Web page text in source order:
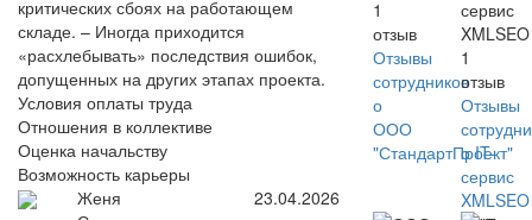
критических сбоях на работающем
складе. – Иногда приходится
«расхлебывать» последствия ошибок,
допущенных на других этапах проекта.
Условия оплаты труда
Отношения в коллективе
Оценка начальству
Возможность карьеры
Женя
23.04.2026
1
отзыв
Отзывы
сотрудников
о
ООО
"СтандартПроект"
сервис
XMLSEO
1
отзыв
Отзывы
о IT-
сервис
XMLSEO